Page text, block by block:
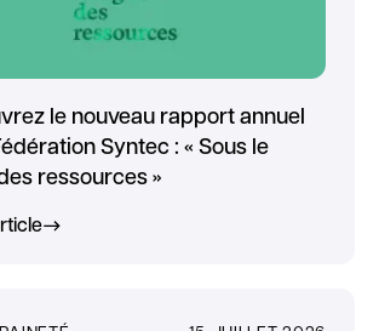
le nouveau rapport annuel
Syntec : « Sous le
ressources »